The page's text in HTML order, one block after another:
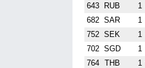
643 RUB 1
682 SAR 1
752 SEK 1
702 SGD 1
764 THB 1